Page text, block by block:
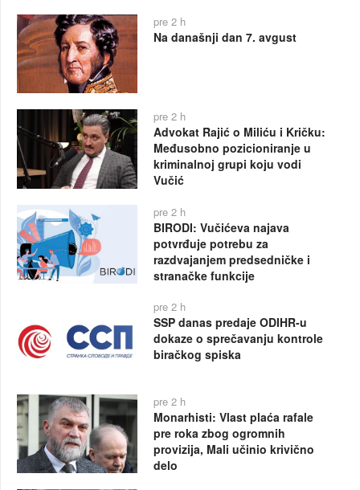
pre 2 h
Na današnji dan 7. avgust
pre 2 h
Advokat Rajić o Miliću i Kričku:
Međusobno pozicioniranje u
kriminalnoj grupi koju vodi
Vučić
pre 2 h
BIRODI: Vučićeva najava
potvrđuje potrebu za
razdvajanjem predsedničke i
stranačke funkcije
pre 2 h
SSP danas predaje ODIHR-u
dokaze o sprečavanju kontrole
biračkog spiska
pre 2 h
Monarhisti: Vlast plaća rafale
pre roka zbog ogromnih
provizija, Mali učinio krivično
delo